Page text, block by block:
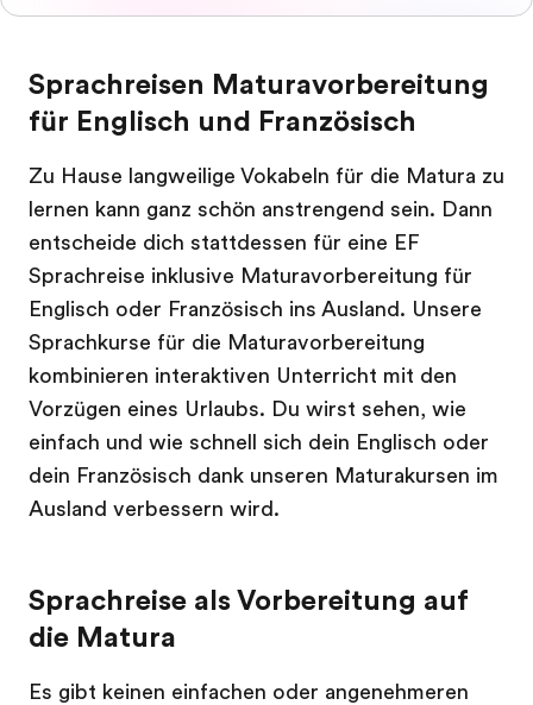
Sprachreisen Maturavorbereitung
für Englisch und Französisch
Zu Hause langweilige Vokabeln für die Matura zu
lernen kann ganz schön anstrengend sein. Dann
entscheide dich stattdessen für eine EF
Sprachreise inklusive Maturavorbereitung für
Englisch oder Französisch ins Ausland. Unsere
Sprachkurse für die Maturavorbereitung
kombinieren interaktiven Unterricht mit den
Vorzügen eines Urlaubs. Du wirst sehen, wie
einfach und wie schnell sich dein Englisch oder
dein Französisch dank unseren Maturakursen im
Ausland verbessern wird.
Sprachreise als Vorbereitung auf
die Matura
Es gibt keinen einfachen oder angenehmeren